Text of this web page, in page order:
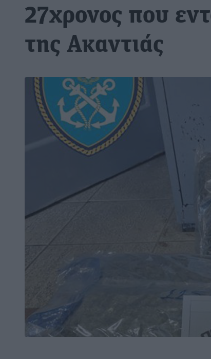
27χρονος που
της Ακαντιάς